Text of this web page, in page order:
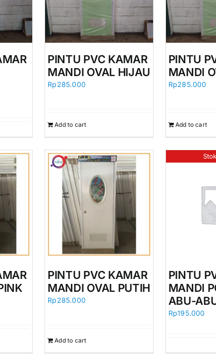
PINTU PVC KAMAR
MANDI OVAL HIJAU
Rp285.000
Add to cart
PINTU
MANDI
Rp285.000
Add to cart
PINTU PVC KAMAR
MANDI OVAL PUTIH
Rp285.000
Add to cart
PINTU
MANDI
ABU-
Rp195.000